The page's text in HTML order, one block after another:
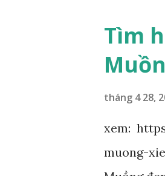
Tìm
tháng 4 28,
xem:
muong-